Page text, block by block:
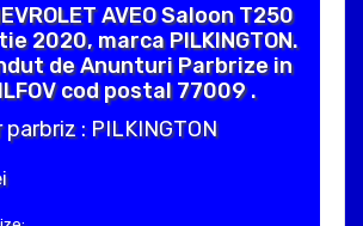
AVEO Saloon T250
2020, marca PILKINGTON.
de Anunturi Parbrize in
ILFOV cod postal 77009 .
: PILKINGTON